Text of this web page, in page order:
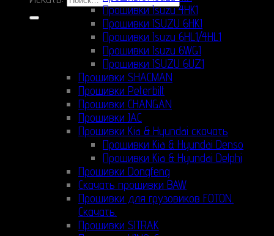
Прошивки Isuzu 4HK1
Прошивки ISUZU 6HK1
Прошивки Isuzu 6HL1/4HL1
Прошивки Isuzu 6WG1
Прошивки ISUZU 6UZ1
Прошивки SHACMAN
Прошивки Peterbilt
Прошивки CHANGAN
Прошивки JAC
Прошивки Kia & Hyundai скачать
Прошивки Kia & Hyundai Denso
Прошивки Kia & Hyundai Delphi
Прошивки Dongfeng
Скачать прошивки BAW
Прошивки для грузовиков FOTON.
Скачать.
Прошивки SITRAK